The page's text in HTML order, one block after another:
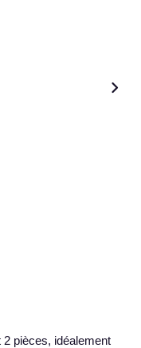
pièces, idéalement